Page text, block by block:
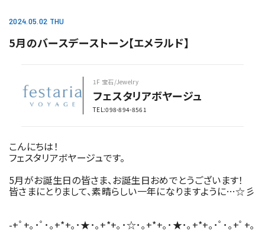
2024.05.02 THU
5月のバースデーストーン【エメラルド】
1F 宝石/Jewelry
フェスタリアボヤージュ
TEL:098-894-8561
こんにちは！
フェスタリアボヤージュです。
5月がお誕生日の皆さま、お誕生日おめでとうございます！
皆さまにとりまして、素晴らしい一年になりますように…☆彡
-+ﾟ+｡･ﾟ･｡+*+｡･★･｡+*+｡･☆･｡+*+｡･★･｡+*+｡･ﾟ･｡+ﾟ+｡